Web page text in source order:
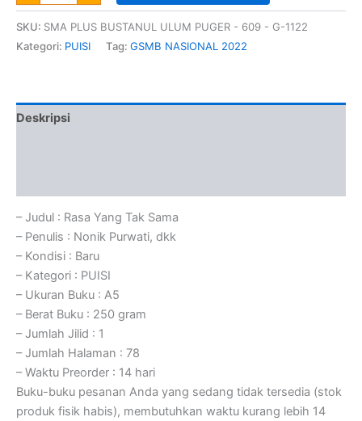
SKU: SMA PLUS BUSTANUL ULUM PUGER - 609 - G-1122
Kategori: PUISI Tag: GSMB NASIONAL 2022
Deskripsi
– Judul : Rasa Yang Tak Sama
– Penulis : Nonik Purwati, dkk
– Kondisi : Baru
– Kategori : PUISI
– Ukuran Buku : A5
– Berat Buku : 250 gram
– Jumlah Jilid : 1
– Jumlah Halaman : 78
– Waktu Preorder : 14 hari
Buku-buku pesanan Anda yang sedang tidak tersedia (stok
produk fisik habis), membutuhkan waktu kurang lebih 14